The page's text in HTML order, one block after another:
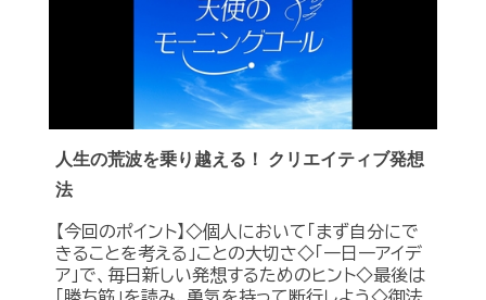
人生の荒波を乗り越える！ クリエイティブ発想
法
【今回のポイント】◇個人において「まず自分にで
きることを考える」ことの大切さ◇「一日一アイデ
ア」で、毎日新しい発想するためのヒント◇最後は
「勝ち筋」を読み、勇気を持って断行しよう◇御法